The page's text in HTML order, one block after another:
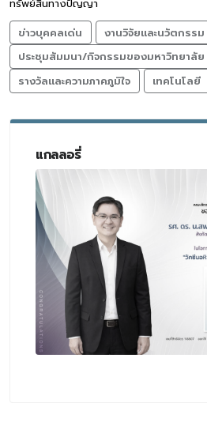
ทรัพย์สินทางปัญญา
ข่าวบุคคลเด่น
งานวิจัยและนวัตกรรม
ประชุมสัมมนา/กิจกรรมของมหาวิทยาลัย
รางวัลและความภาคภูมิใจ
เทคโนโลยี
แกลลอรี่